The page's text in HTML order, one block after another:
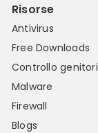
Risorse
Antivirus
Free Downloads
Controllo genitori
Malware
Firewall
Blogs